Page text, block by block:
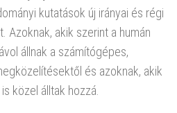
kutatások új irányai és régi
Azoknak, akik szerint a humán
állnak a számítógépes,
és azoknak, akik
közel álltak hozzá.